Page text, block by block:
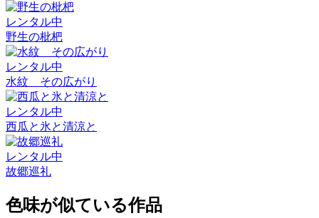
レンタル中
野生の枇杷
レンタル中
水紋 その広がり
レンタル中
西瓜と氷と清涼と
レンタル中
故郷巡礼
色味が似ている作品